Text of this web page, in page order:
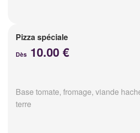
Pizza spéciale
Dès 10.00 €
Base tomate, fromage, viande
terre